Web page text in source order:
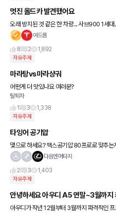
멋진 올드카 발견했어요
오래 방치된 것 같은 한 차량... 사브900 1세대..? 후기형인가 맞나요
번호판 등록되어 있는걸보니 살아있나봅니다 아직도 비싸다던데 귀
여드름
8
2 1,892
자유주제
마라탕vs마라샹궈
어떤게 더 맛있나요 여러분?
탈퇴자
1
3 1,338
자유주제
타잉어 공기압
몇으로 하세요? 맥스공기압 80프로로 맞추는게 적정공기압이라는데 맞나유? 운전석쪽
다음엔머타지
2
3 1,403
자유주제
안녕하세요 아우디 A5 연말~3월까지
아우디가 작년 12월부터 3월까지 파격적인